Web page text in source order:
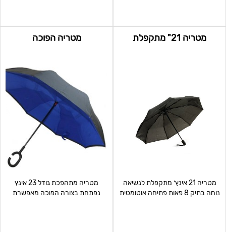
מטריה 21" מתקפלת
מטריה 21 אינץ׳ מתקפלת לנשיאה
נוחה בתיק 8 פאות פתיחה אוטומטית
מטריה הפוכה
מטריה מתהפכת גודל 23 אינץ
נפתחת בצורה הפוכה מאפשרת